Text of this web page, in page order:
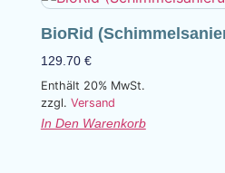
BioRid
129.70 €
Enthält 20% MwSt.
zzgl. Versand
In Den Warenkorb